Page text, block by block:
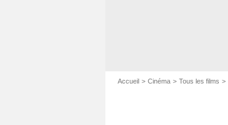
Accueil Cinéma Tous les films